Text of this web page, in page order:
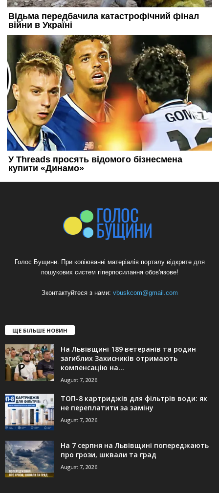
Голос Бущини. При копіюванні матеріалів порталу відкрите для
пошукових систем гіперпосилання обов'язове!
Зконтактуйтеся з нами: vbuskcom@gmail.com
ЩЕ БІЛЬШЕ НОВИН
На Львівщині 189 ветеранів та родин
загиблих Захисників отримають
компенсацію на...
August 7, 2026
ТОП-8 картриджів для фільтрів води: як
не переплатити за заміну
August 7, 2026
На 7 серпня на Львівщині попереджають
про грози, шквали та град
August 7, 2026